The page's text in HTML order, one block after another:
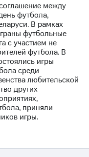
между
футбола,
В рамках
футбольные
с участием не
футбола. В
игры
среди
любительской
других
приняли
игры.